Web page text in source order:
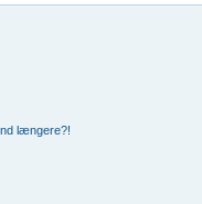
længere?!